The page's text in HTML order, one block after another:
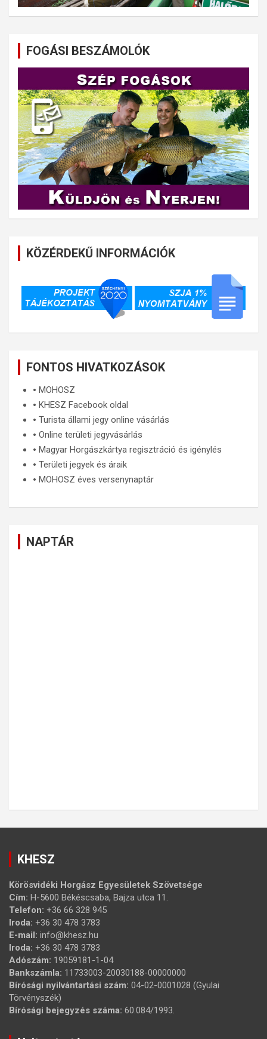
FOGÁSI BESZÁMOLÓK
KÖZÉRDEKŰ INFORMÁCIÓK
FONTOS HIVATKOZÁSOK
🞄 MOHOSZ
🞄 KHESZ Facebook oldal
🞄 Turista állami jegy online vásárlás
🞄 Online területi jegyvásárlás
🞄 Magyar Horgászkártya regisztráció és igénylés
🞄 Területi jegyek és áraik
🞄 MOHOSZ éves versenynaptár
NAPTÁR
KHESZ
Körösvidéki Horgász Egyesületek Szövetsége
Cím: H-5600 Békéscsaba, Bajza utca 11.
Telefon: +36 66 328 945
Iroda: +36 30 478 3783
E-mail: info@khesz.hu
Iroda: +36 30 478 3783
Adószám: 19059181-1-04
Bankszámla: 11733003-20030188-00000000
Bírósági nyilvántartási szám: 04-02-0001028 (Gyulai
Törvényszék)
Bírósági bejegyzés száma: 60.084/1993.